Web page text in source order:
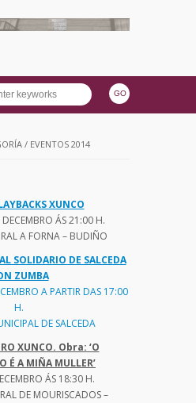
/ EVENTOS 2014
XUNCO
ÁS 21:00 H.
A FORNA – BUDIÑO
SOLIDARIO DE SALCEDA
ZUMBA
A PARTIR DAS 17:00
H.
DE SALCEDA
XUNCO. Obra: ‘O
É A MIÑA MULLER’
ÁS 18:30 H.
DE MOURISCADOS –